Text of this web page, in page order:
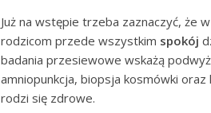
Już na wstępie trzeba zaznaczyć, że
rodzicom przede wszystkim spokój
badania przesiewowe wskażą
amniopunkcja, biopsja kosmówki
rodzi się zdrowe.